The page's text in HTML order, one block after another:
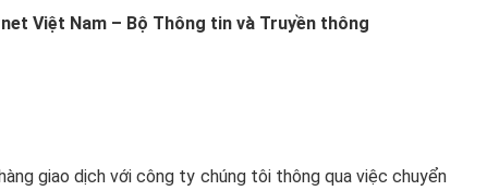
Việt Nam – Bộ Thông tin và Truyền thông
giao dịch với công ty chúng tôi thông qua việc chuyển